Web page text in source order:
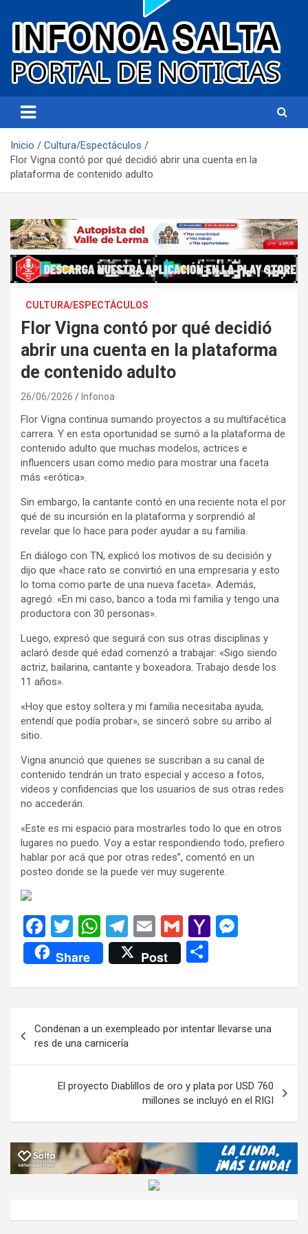
Infonoa Salta
Inicio
Cultura/Espectáculos
Flor Vigna contó por qué decidió abrir una cuenta en la
plataforma de contenido adulto
CULTURA/ESPECTÁCULOS
Flor Vigna contó por qué decidió
abrir una cuenta en la plataforma
de contenido adulto
26/06/2026 Infonoa
Flor Vigna continua sumando proyectos a su multifacética
carrera. Y en esta oportunidad se sumó a la plataforma de
contenido adulto que muchas modelos, actrices e
influencers usan como medio para mostrar una faceta
más «erótica».
Sin embargo, la cantante contó en una reciente nota el por
qué de su incursión en la plataforma y sorprendió al
revelar que lo hace para poder ayudar a su familia.
En diálogo con TN, explicó los motivos de su decisión y
dijo que «hace rato se convirtió en una empresaria y esto
lo toma como parte de una nueva faceta». Además,
agregó: «En mi caso, banco a toda mi familia y tengo una
productora con 30 personas».
Luego, expresó que seguirá con sus otras disciplinas y
aclaró desde qué edad comenzó a trabajar: «Sigo siendo
actriz, bailarina, cantante y boxeadora. Trabajo desde los
11 años».
«Hoy que estoy soltera y mi familia necesitaba ayuda,
entendí que podía probar», se sinceró sobre su arribo al
sitio.
Vigna anunció que quienes se suscriban a su canal de
contenido tendrán un trato especial y acceso a fotos,
videos y confidencias que los usuarios de sus otras redes
no accederán.
«Este es mi espacio para mostrarles todo lo que en otros
lugares no puedo. Voy a estar respondiendo todo, prefiero
hablar por acá que por otras redes”, comentó en un
posteo donde se la puede ver muy sugerente.
F
a
ce
b
o
k
T
wi
tt
er
W
h
at
s
p
p
T
el
e
gr
m
E
m
ail
G
m
ail
Y
o
M
ail
n
er
Share Post
m
p
ar
tir
de
entradas
Condenan a un exempleado por intentar llevarse una
res de una carnicería
El proyecto Diablillos de oro y plata por USD 760
millones se incluyó en el RIGI